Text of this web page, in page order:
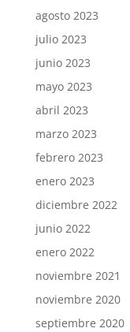
agosto 2023
julio 2023
junio 2023
mayo 2023
abril 2023
marzo 2023
febrero 2023
enero 2023
diciembre 2022
junio 2022
enero 2022
noviembre 2021
noviembre 2020
septiembre 2020